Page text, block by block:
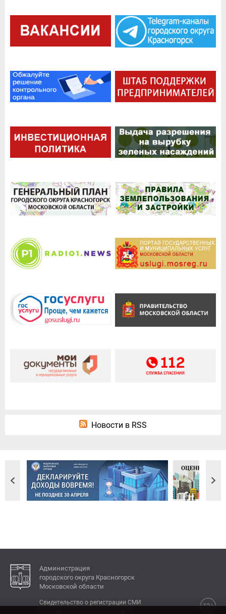
Новости в RSS
Администрация
городского округа Красногорск
Московской области
12+
Свидетельство о регистрации СМИ